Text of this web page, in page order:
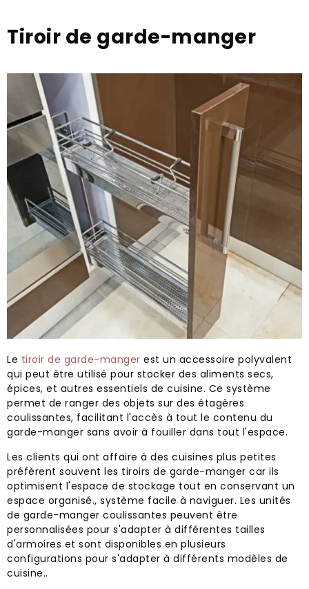
Tiroir de garde-manger
Le tiroir de garde-manger est un accessoire polyvalent
qui peut être utilisé pour stocker des aliments secs,
épices, et autres essentiels de cuisine. Ce système
permet de ranger des objets sur des étagères
coulissantes, facilitant l'accès à tout le contenu du
garde-manger sans avoir à fouiller dans tout l'espace.
Les clients qui ont affaire à des cuisines plus petites
préfèrent souvent les tiroirs de garde-manger car ils
optimisent l'espace de stockage tout en conservant un
espace organisé., système facile à naviguer. Les unités
de garde-manger coulissantes peuvent être
personnalisées pour s'adapter à différentes tailles
d'armoires et sont disponibles en plusieurs
configurations pour s'adapter à différents modèles de
cuisine..